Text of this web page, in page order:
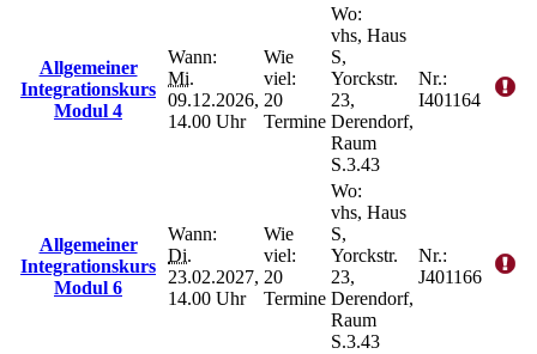
Allgemeiner
Integrationskurs
Modul 4
Wann:
Mi.
09.12.2026,
14.00 Uhr
Wie
viel:
20
Termine
Wo:
vhs, Haus
S,
Yorckstr.
23,
Derendorf,
Raum
S.3.43
Nr.:
I401164
Allgemeiner
Integrationskurs
Modul 6
Wann:
Di.
23.02.2027,
14.00 Uhr
Wie
viel:
20
Termine
Wo:
vhs, Haus
S,
Yorckstr.
23,
Derendorf,
Raum
S.3.43
Nr.:
J401166